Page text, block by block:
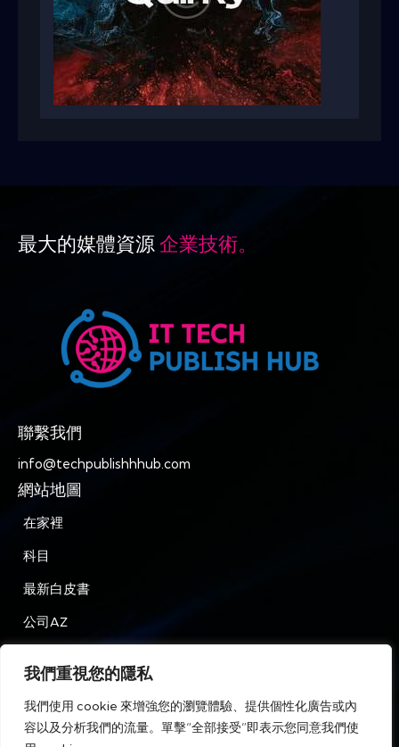
我們重視您的隱私
我們使用 cookie 來增強您的瀏覽體驗、提供個性化廣告或內
容以及分析我們的流量。單擊“全部接受”即表示您同意我們使
最大的媒體資源 企業技術。
聯繫我們
info@techpublishhhub.com
網站地圖
在家裡
科目
最新白皮書
公司AZ
條款和條件